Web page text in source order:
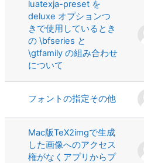
luatexja-preset を
deluxe オプションつ
きで使用しているとき
の \bfseries と
\gtfamily の組み合わせ
について
フォントの指定その他
Mac版TeX2imgで生成
した画像へのアクセス
権がなくアプリからプ